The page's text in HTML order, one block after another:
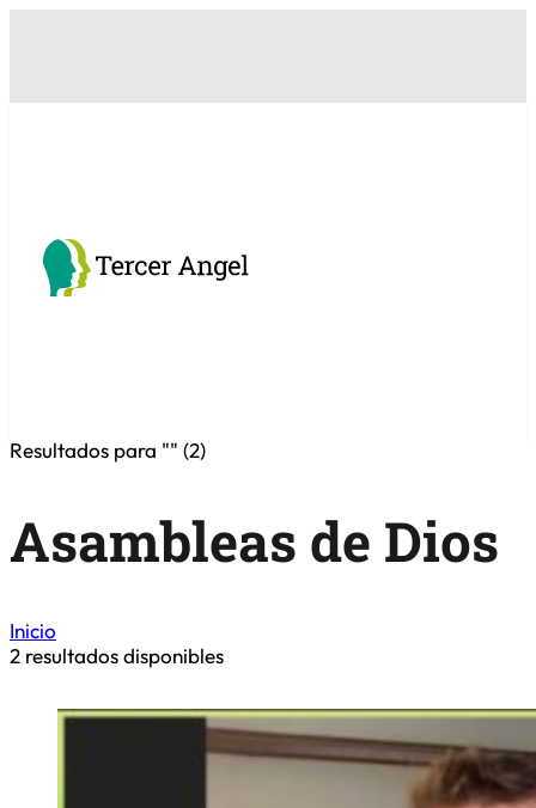
Resultados para "" (2)
Asambleas de Dios
Inicio
2 resultados disponibles